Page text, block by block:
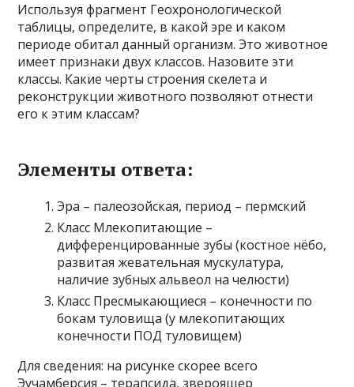
Используя фрагмент Геохронологической
таблицы, определите, в какой эре и каком
периоде обитал данный организм. Это животное
имеет признаки двух классов. Назовите эти
классы. Какие черты строения скелета и
реконструкции животного позволяют отнести
его к этим классам?
Элементы ответа:
Эра – палеозойская, период – пермский
Класс Млекопитающие –
дифференцированные зубы (костное нёбо,
развитая жевательная мускулатура,
наличие зубных альвеол на челюсти)
Класс Пресмыкающиеся – конечности по
бокам туловища (у млекопитающих
конечности ПОД туловищем)
Для сведения: на рисунке скорее всего
Эучамберсия – терапсида, звероящер